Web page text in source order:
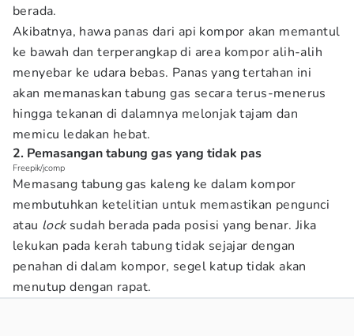
berada.
Akibatnya, hawa panas dari api kompor akan memantul
ke bawah dan terperangkap di area kompor alih-alih
menyebar ke udara bebas. Panas yang tertahan ini
akan memanaskan tabung gas secara terus-menerus
hingga tekanan di dalamnya melonjak tajam dan
memicu ledakan hebat.
2. Pemasangan tabung gas yang tidak pas
Freepik/jcomp
Memasang tabung gas kaleng ke dalam kompor
membutuhkan ketelitian untuk memastikan pengunci
atau locksudah berada pada posisi yang benar. Jika
lekukan pada kerah tabung tidak sejajar dengan
penahan di dalam kompor, segel katup tidak akan
menutup dengan rapat.